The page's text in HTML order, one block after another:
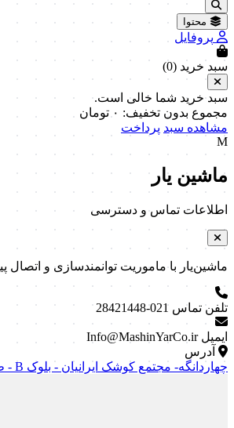
محتوا
پروفایل
سبد خرید (0
)
سبد خرید شما خالی است.
مجموع بدون تخفیف: ۰ تومان
مشاهده سبد پرداخت
M
ماشین یار
اطلاعات تماس و دسترسی
ماشین‌یار با ماموریت توانمندسازی و اتصال
تلفن تماس 021-28421448
ایمیل Info@MashinYarCo.ir
آدرس
چهاردانگه- مجتمع کوشک ایرانیان - بلوک B - طبقه اول - واحد 5